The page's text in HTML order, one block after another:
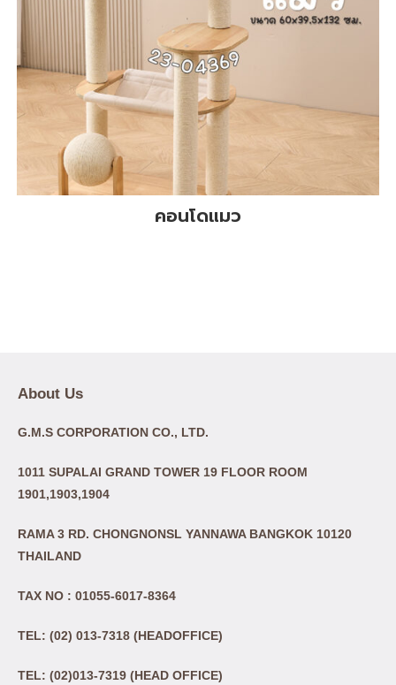
คอนโดแมว
About Us
G.M.S CORPORATION CO., LTD.
1011 SUPALAI GRAND TOWER 19 FLOOR ROOM
1901,1903,1904
RAMA 3 RD. CHONGNONSL YANNAWA BANGKOK 10120
THAILAND
TAX NO : 01055-6017-8364
TEL: (02) 013-7318 (HEADOFFICE)
TEL: (02)013-7319 (HEAD OFFICE)